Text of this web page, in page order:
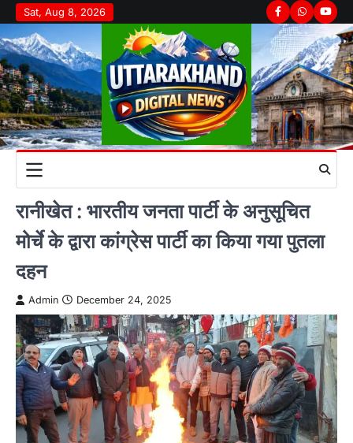
Skip
to
content
Sat, Aug 8, 2026 Facebook
Whatsapp
रानीखेत : भारतीय जनता पार्टी के अनुसूचित
मोर्चे के द्वारा कांग्रेस पार्टी का किया गया पुतला
दहन
Admin December 24, 2025